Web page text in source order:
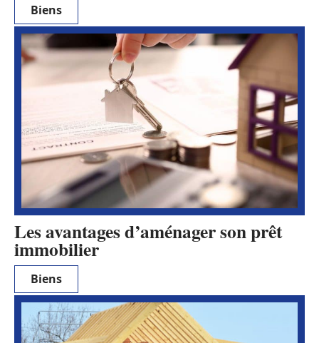
Biens
Les avantages d’aménager son prêt
immobilier
Biens